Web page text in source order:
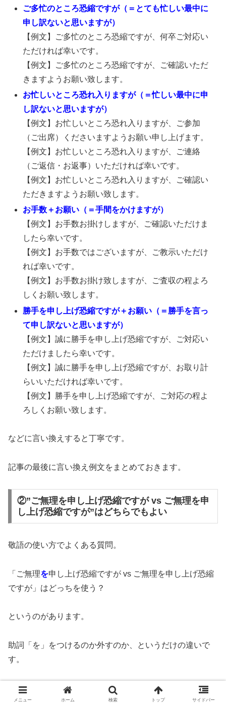
ご多忙のところ恐縮ですが（＝とても忙しい最中に
申し訳ないと思いますが）
【例文】ご多忙のところ恐縮ですが、何卒ご対応い
ただければ幸いです。
【例文】ご多忙のところ恐縮ですが、ご確認いただ
きますようお願い致します。
お忙しいところ恐れ入りますが（＝忙しい最中に申
し訳ないと思いますが）
【例文】お忙しいところ恐れ入りますが、ご参加
（ご出席）くださいますようお願い申し上げます。
【例文】お忙しいところ恐れ入りますが、ご連絡
（ご返信・お返事）いただければ幸いです。
【例文】お忙しいところ恐れ入りますが、ご確認い
ただきますようお願い致します。
お手数＋お願い（＝手間をかけますが）
【例文】お手数お掛けしますが、ご確認いただけま
したら幸いです。
【例文】お手数ではございますが、ご教示いただけ
れば幸いです。
【例文】お手数お掛け致しますが、ご査収の程よろ
しくお願い致します。
勝手を申し上げ恐縮ですが＋お願い（＝勝手を言っ
て申し訳ないと思いますが）
【例文】誠に勝手を申し上げ恐縮ですが、ご対応い
ただけましたら幸いです。
【例文】誠に勝手を申し上げ恐縮ですが、お取り計
らいいただければ幸いです。
【例文】勝手を申し上げ恐縮ですが、ご対応の程よ
ろしくお願い致します。
などに言い換えすると丁寧です。
記事の最後に言い換え例文をまとめておきます。
②”ご無理を申し上げ恐縮ですが vs ご無理を申
し上げ恐縮ですが”はどちらでもよい
敬語の使い方でよくある質問。
「ご無理を申し上げ恐縮ですが vs ご無理を申し上げ恐縮
ですが」はどっちを使う？
というのがあります。
助詞「を」をつけるのか外すのか、というだけの違いで
す。
結論としては、
メニュー ホーム 検索 トップ サイドバー